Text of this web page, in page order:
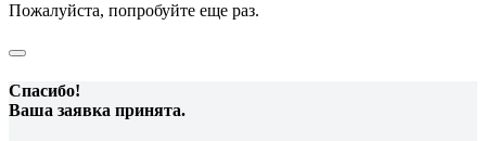
Пожалуйста, попробуйте еще раз.
Спасибо!
Ваша заявка принята.